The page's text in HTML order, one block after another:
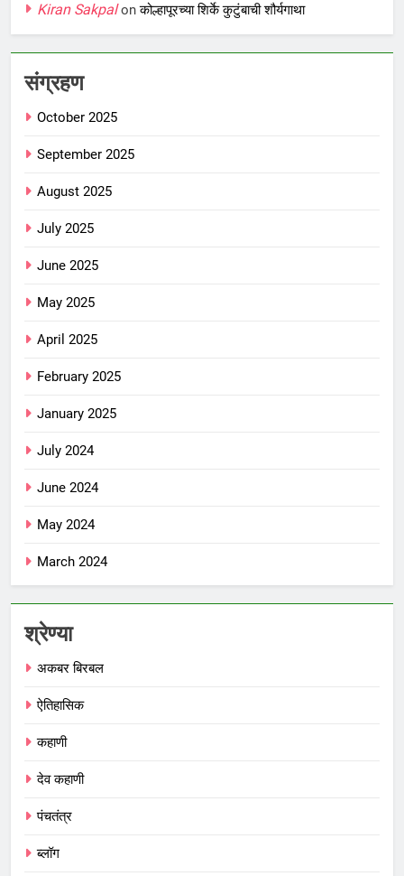
Kiran Sakpalonकोल्हापूरच्या शिर्के कुटुंबाची शौर्यगाथा
संग्रहण
October 2025
September 2025
August 2025
July 2025
June 2025
May 2025
April 2025
February 2025
January 2025
July 2024
June 2024
May 2024
March 2024
श्रेण्या
अकबर बिरबल
ऐतिहासिक
कहाणी
देव कहाणी
पंचतंत्र
ब्लॉग